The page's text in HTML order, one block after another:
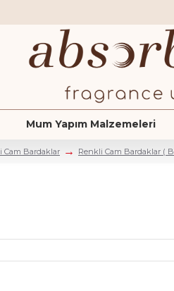
Mum Yapım Malzemeleri
Cam Bardaklar Renkli Cam Bardaklar (